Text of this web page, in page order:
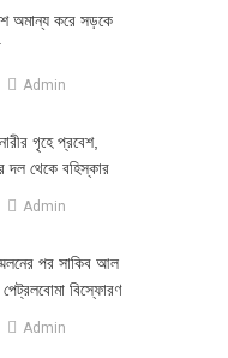
অমান্য করে সড়কে
Admin
গৃহে প্রবেশ,
দল থেকে বহিস্কার
Admin
পর সাকিব আল
বিস্ফোরণ
Admin